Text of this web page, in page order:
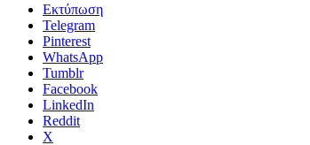
Email
Εκτύπωση
Telegram
Pinterest
WhatsApp
Tumblr
Facebook
LinkedIn
Reddit